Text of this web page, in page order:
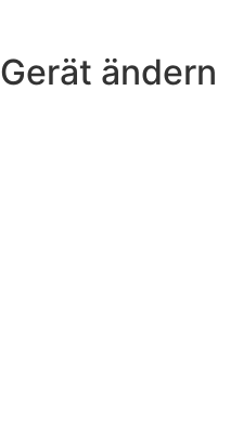
Gerät ändern